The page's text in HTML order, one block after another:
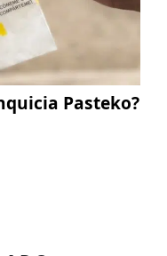
Pasteko?